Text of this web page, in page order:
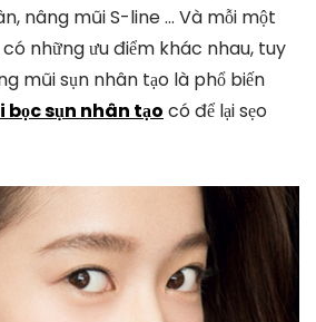
nâng mũi S-line … Và mỗi một
những ưu điểm khác nhau, tuy
mũi sụn nhân tạo là phổ biến
sụn nhân tạo có để lại sẹo